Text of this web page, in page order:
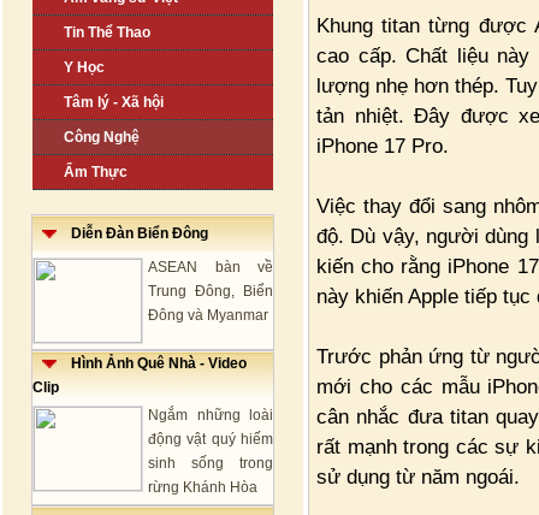
Tin Thể Thao
Y Học
Tâm lý - Xã hội
Công Nghệ
Ẩm Thực
Diễn Đàn Biển Đông
ASEAN bàn về
Trung Đông, Biển
Đông và Myanmar
Hình Ảnh Quê Nhà - Video
Clip
Ngắm những loài
động vật quý hiếm
sinh sống trong
rừng Khánh Hòa
Khung titan từng được
cao cấp. Chất liệu
lượng nhẹ hơn thép.
tản nhiệt. Đây được
iPhone 17 Pro.
Việc thay đổi sang
độ. Dù vậy, người dùng
kiến cho rằng iPhone
này khiến Apple tiếp
Trước phản ứng từ
mới cho các mẫu
cân nhắc đưa titan
rất mạnh trong các sự
sử dụng từ năm ngoái.